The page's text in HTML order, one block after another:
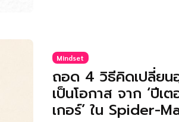
Mindset
ถอด 4 วิธีคิดเปลี่ยน
เป็นโอกาส จาก ‘ปีเ
เกอร์’ ใน Spider-